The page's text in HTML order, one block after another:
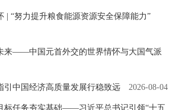
| “努力提升粮食能源资源安全保障能力”
来——中国元首外交的世界情怀与大国气派
引中国经济高质量发展行稳致远 2026-08-04
标任务夯实基础——习近平总书记引领“十五